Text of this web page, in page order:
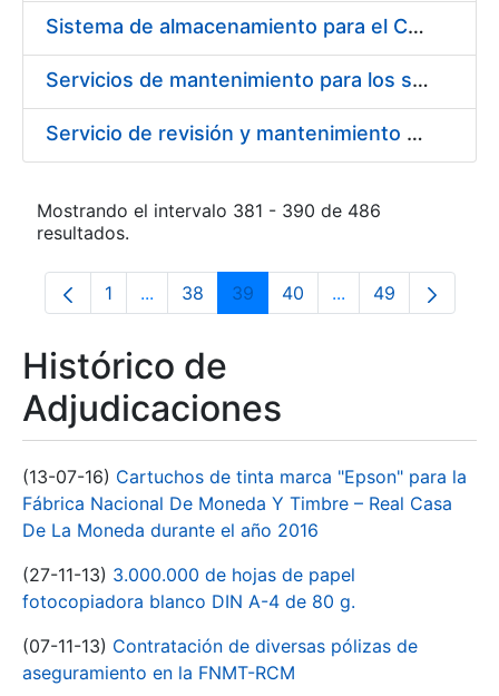
Sistema de almacenamiento para el CPD de la FNMT-RCM
Servicios de mantenimiento para los sistemas de control de acceso, prevención de intrusiones y balanceo de carga
Servicio de revisión y mantenimiento de equipos de protección contra incendios
Mostrando el intervalo 381 - 390 de 486
resultados.
Página
1 ...Páginas intermedias Use TAB para
Página
38 Página
39 Página
40 ...PáginasPágina
49
Histórico de
Adjudicaciones
(13-07-16) Cartuchos de tinta marca "Epson" para la
Fábrica Nacional De Moneda Y Timbre – Real Casa
De La Moneda durante el año 2016
(27-11-13) 3.000.000 de hojas de papel
fotocopiadora blanco DIN A-4 de 80 g.
(07-11-13) Contratación de diversas pólizas de
aseguramiento en la FNMT-RCM